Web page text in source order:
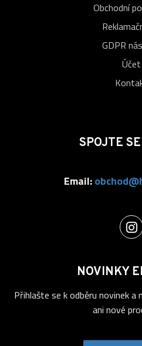
Obchodní
GDPR
Účet
SPOJTE
Email:
NOVINKY
Přihlašte se k odběru novinek a
ani nové